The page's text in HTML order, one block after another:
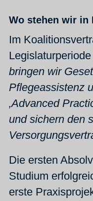
Wo stehen wir in
Im
bringen wir
Pflegeassistenz
‚Advanced
und sichern den
Die ersten
Studium
erste